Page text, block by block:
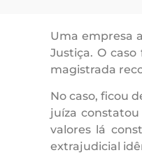
Uma empresa
Justiça. O
magistrada
No caso, ficou
juíza
valores lá
extrajudicial